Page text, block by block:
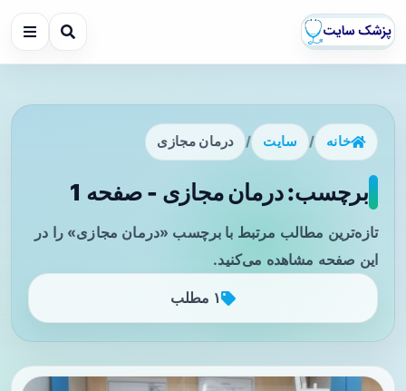
خانه / سایت / درمان مجازی
برچسب: درمان مجازی - صفحه 1
تازه‌ترین مطالب مرتبط با برچسب «درمان مجازی» را در
این صفحه مشاهده می‌کنید.
۱ مطلب